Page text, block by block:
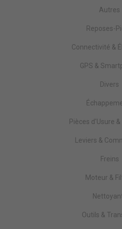
Autres
Reposes-
Connectivité &
GPS &
Divers
Pièces d'Usure
Leviers &
Freins
Moteur &
Outils &